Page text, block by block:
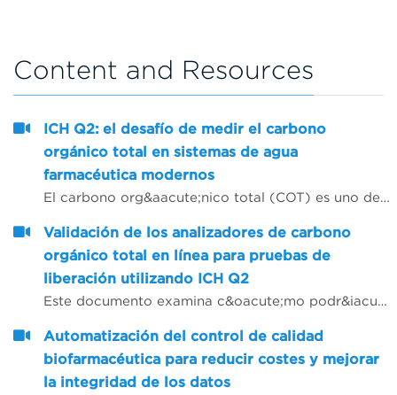
Content and Resources
ICH Q2: el desafío de medir el carbono
orgánico total en sistemas de agua
farmacéutica modernos
El carbono org&aacute;nico total (COT) es uno de los atributos de calidad definidos en las farmacopeas europeas y estadounidenses para aguas farmac&eacute;uticas1. Los sistemas de tratamiento de agua modernos pueden suministrar agua de tan alta pureza que los niveles de COT pueden estar consistentemente pr&oacute;ximos a cero y ser muy dif&iacute;ciles de medir con cualquier exactitud. Este documento describe algunos de los desaf&iacute;os a los que se enfrentan los analizadores de COT para demostrar el cumplimiento de los niveles de COT farmacopeicos para los sistemas de agua modernos a la luz del documento2 ICH Q2, en la Conferencia Internacional sobre Armonizaci&oacute;n.
Validación de los analizadores de carbono
orgánico total en línea para pruebas de
liberación utilizando ICH Q2
Este documento examina c&oacute;mo podr&iacute;an aplicarse las caracter&iacute;sticas a tener en cuenta durante la validaci&oacute;n de los procedimientos anal&iacute;ticos en los analizadores de carbono org&aacute;nico total (COT) en l&iacute;nea, a fin de que se puedan utilizar para proporcionar datos de pruebas de liberaci&oacute;n de agua para inyecci&oacute;n (API) y agua purificada (AP).
Automatización del control de calidad
biofarmacéutica para reducir costes y mejorar
la integridad de los datos